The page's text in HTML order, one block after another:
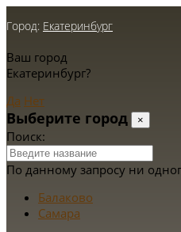
Город: Екатеринбург
Ваш город
Екатеринбург?
Да Нет
Выберите город ×
Поиск:
По данному запросу ни
Балаково
Самара